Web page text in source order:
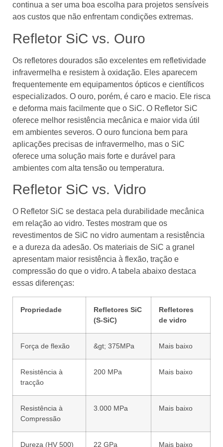
continua a ser uma boa escolha para projetos sensíveis
aos custos que não enfrentam condições extremas.
Refletor SiC vs. Ouro
Os refletores dourados são excelentes em refletividade
infravermelha e resistem à oxidação. Eles aparecem
frequentemente em equipamentos ópticos e científicos
especializados. O ouro, porém, é caro e macio. Ele risca
e deforma mais facilmente que o SiC. O Refletor SiC
oferece melhor resistência mecânica e maior vida útil
em ambientes severos. O ouro funciona bem para
aplicações precisas de infravermelho, mas o SiC
oferece uma solução mais forte e durável para
ambientes com alta tensão ou temperatura.
Refletor SiC vs. Vidro
O Refletor SiC se destaca pela durabilidade mecânica
em relação ao vidro. Testes mostram que os
revestimentos de SiC no vidro aumentam a resistência
e a dureza da adesão. Os materiais de SiC a granel
apresentam maior resistência à flexão, tração e
compressão do que o vidro. A tabela abaixo destaca
essas diferenças:
Propriedade
Refletores SiC
(S-SiC)
Refletores
de vidro
Força de flexão &gt; 375MPa Mais baixo
Resistência à
tracção
200 MPa Mais baixo
Resistência à
Compressão
3.000 MPa Mais baixo
Dureza (HV 500) 22 GPa Mais baixo